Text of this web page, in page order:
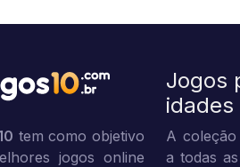
tem como objetivo
jogos online
Jogos
idades
A
a todas